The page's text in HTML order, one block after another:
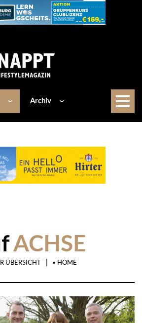
Archiv
ACHSE
ÜBERSICHT « HOME